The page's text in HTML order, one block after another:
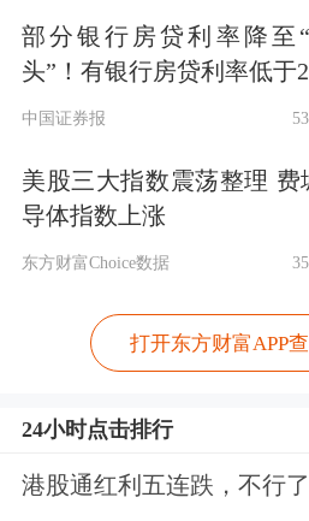
大跌超6%，Meta大跌
超3%，微软跌超2%，
歌A跌0.98%。
美股芯片股遭遇猛烈
指数暴跌超10%，
超12%，英特尔、安
跌超7%，台积电
超5%。
部分银行房贷利率降至
头”！有银行房贷利率低于
中国证券报
美股三大指数震荡整理 费
导体指数上涨
东方财富Choice数据
打开东方财富APP
24小时点击排行
港股通红利五连跌，不行